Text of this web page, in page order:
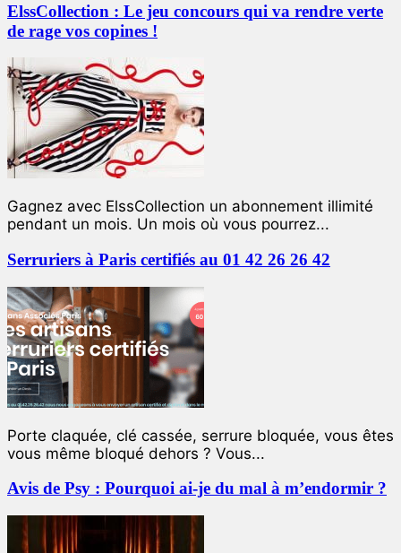
ElssCollection : Le jeu concours qui va rendre verte
de rage vos copines !
Gagnez avec ElssCollection un abonnement illimité
pendant un mois. Un mois où vous pourrez...
Serruriers à Paris certifiés au 01 42 26 26 42
Porte claquée, clé cassée, serrure bloquée, vous êtes
vous même bloqué dehors ? Vous...
Avis de Psy : Pourquoi ai-je du mal à m’endormir ?